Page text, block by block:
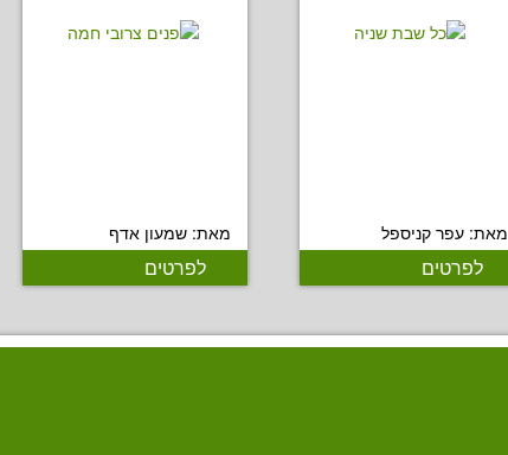
מאת: עפר קניספל
לפרטים
מאת: שמעון אדף
לפרטים